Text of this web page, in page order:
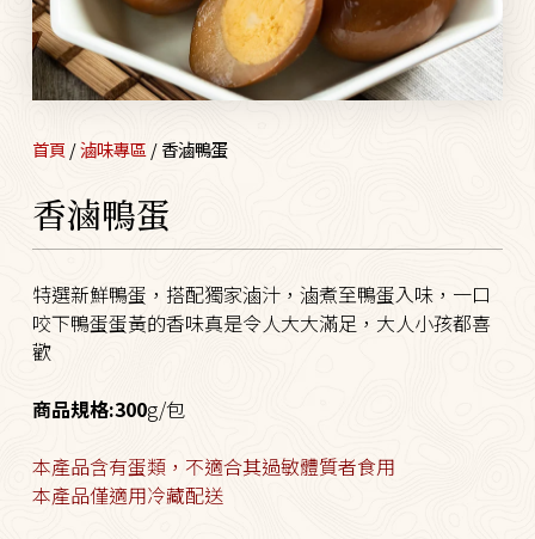
首頁 /滷味專區/ 香滷鴨蛋
香滷鴨蛋
特選新鮮鴨蛋，搭配獨家滷汁，滷煮至鴨蛋入味，一口
咬下鴨蛋蛋黃的香味真是令人大大滿足，大人小孩都喜
歡
商品規格:300g/包
本產品含有蛋類，不適合其過敏體質者食用
本產品僅適用冷藏配送